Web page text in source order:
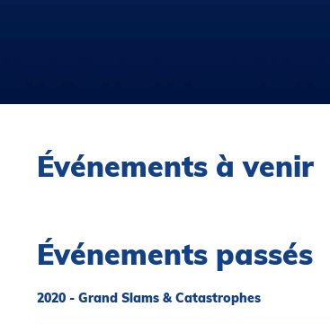
Événements à venir
Événements passés
2020 - Grand Slams & Catastrophes